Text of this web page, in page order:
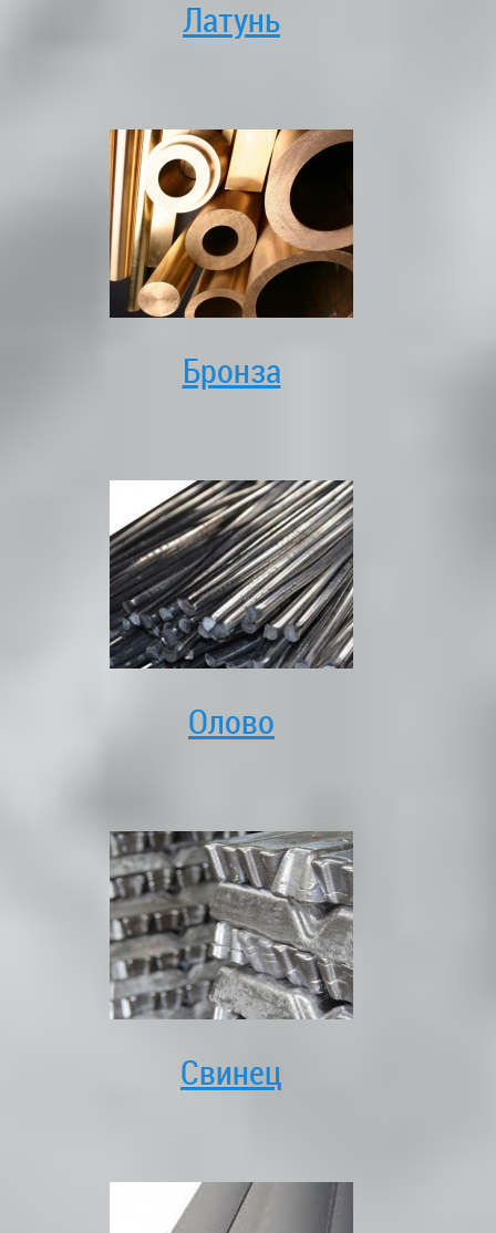
Латунь
Бронза
Олово
Свинец